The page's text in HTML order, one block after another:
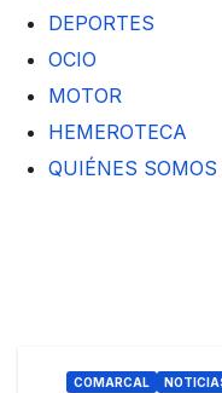
DEPORTES
OCIO
MOTOR
HEMEROTECA
QUIÉNES SOMOS
COMARCAL